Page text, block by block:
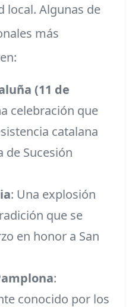
local. Algunas de
más
(11 de
celebración que
catalana
de Sucesión
: Una explosión
que se
en honor a San
:
conocido por los